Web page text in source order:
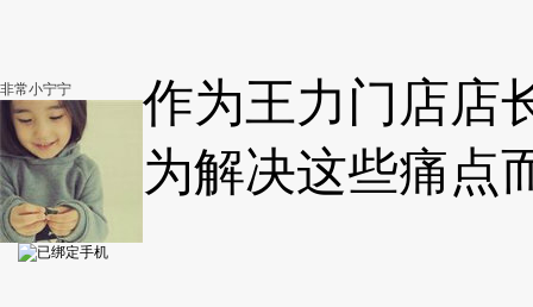
非常小宁宁
作为王力门店店
为解决这些痛点